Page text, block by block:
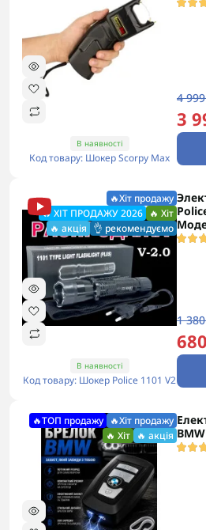
В наявності
Код товару: Шокер Scorpy Max
4
3
🔥Хіт продажу
🔥 ХІТ ПРОДАЖУ 2026 🔥 Хіт
🔥 акція 👌 рекомендуємо
В наявності
Код товару: Шокер Police 1101 V2
1
🔥ТОП продажу 🔥Хіт продажу
🔥 Хіт 🔥 акція